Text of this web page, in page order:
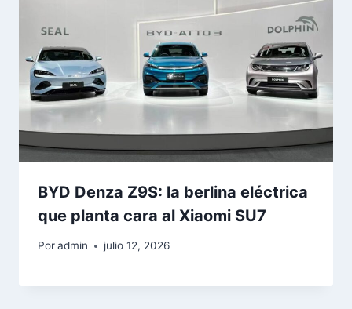
BYD Denza Z9S: la berlina eléctrica
que planta cara al Xiaomi SU7
Poradmin julio 12, 2026